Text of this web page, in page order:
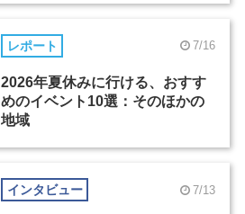
レポート 7/16
2026年夏休みに行ける、おすす
めのイベント10選：そのほかの
地域
インタビュー 7/13